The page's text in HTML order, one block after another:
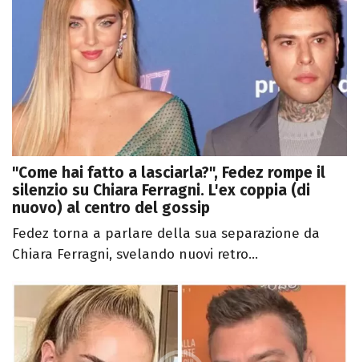
"Come hai fatto a lasciarla?", Fedez rompe il
silenzio su Chiara Ferragni. L'ex coppia (di
nuovo) al centro del gossip
Fedez torna a parlare della sua separazione da
Chiara Ferragni, svelando nuovi retro...